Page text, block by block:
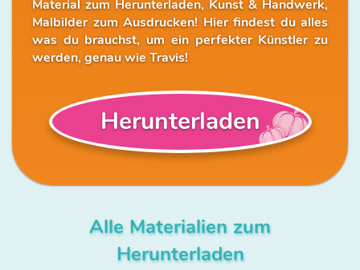
Material zum Herunterladen, Kunst & Handwerk,
Malbilder zum Ausdrucken! Hier findest du alles
was du brauchst, um ein perfekter Künstler zu
werden, genau wie Travis!
Herunterladen
Alle Materialien zum
Herunterladen